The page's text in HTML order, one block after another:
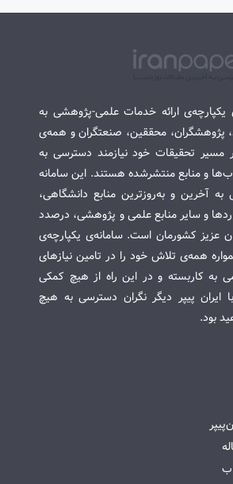
یکپارچه‌ی ارائه خدمات علمی-پژوهشی به
پژوهشگران، محققین، صنعتگران و همه‌ی
مسیر تحقیقات خود نیازمند دسترسی به
و منابع منتشرشده هستند. این سامانه
به آخرین و به‌روزترین منابع دانشگاهی،
و سایر منابع علمی و پژوهشی، درصدد
عزیز کشورمان است. سامانه‌ی یکپارچه‌ی
همه‌ی تلاش خود را در تامین نیازهای
به کاربسته و در این راه از هیچ کمکی
ایران پیپر دیگر نگران دسترسی به هیچ
بود.